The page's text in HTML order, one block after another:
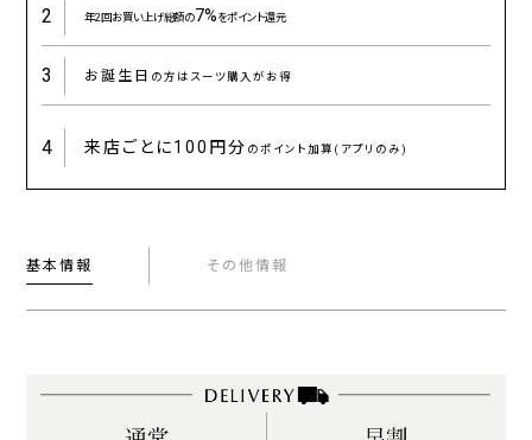
2 年2回お買い上げ総額の7%をポイント還元
3 お誕生日 の方はスーツ購入がお得
4 来店ごとに100円分 のポイント加算(アプリのみ)
基本情報 その他情報